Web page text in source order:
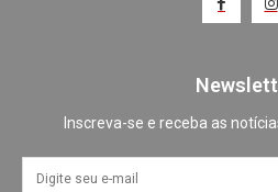
Inscreva-se e receba as